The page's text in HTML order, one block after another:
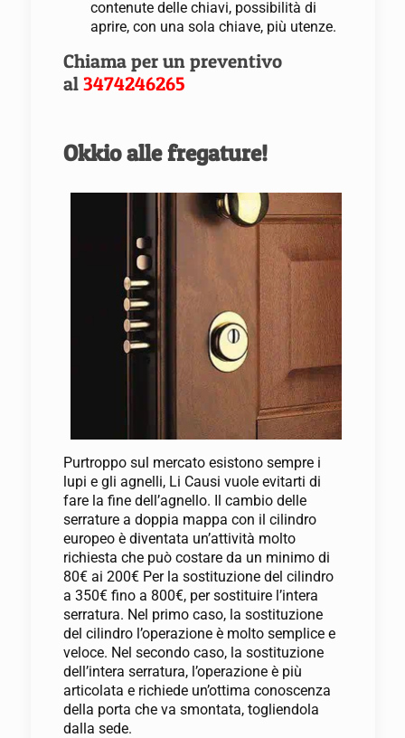
contenute delle chiavi, possibilità di
aprire, con una sola chiave, più utenze.
Chiama per un preventivo
al 3474246265
Okkio alle fregature!
Purtroppo sul mercato esistono sempre i
lupi e gli agnelli, Li Causi vuole evitarti di
fare la fine dell’agnello. Il cambio delle
serrature a doppia mappa con il cilindro
europeo è diventata un’attività molto
richiesta che può costare da un minimo di
80€ ai 200€ Per la sostituzione del cilindro
a 350€ fino a 800€, per sostituire l’intera
serratura. Nel primo caso, la sostituzione
del cilindro l’operazione è molto semplice e
veloce. Nel secondo caso, la sostituzione
dell’intera serratura, l’operazione è più
articolata e richiede un’ottima conoscenza
della porta che va smontata, togliendola
dalla sede.